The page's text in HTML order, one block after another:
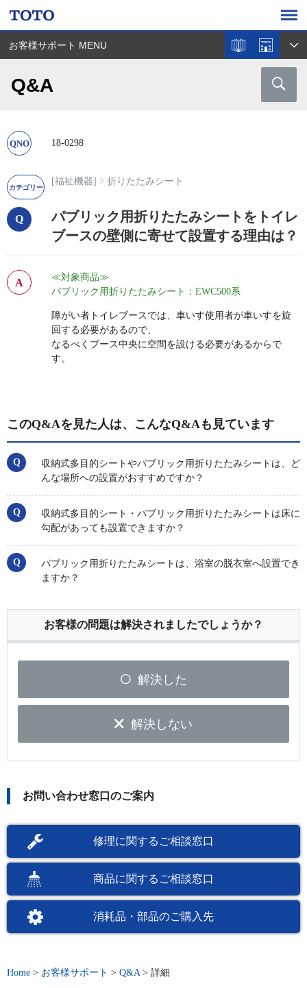
お客様サポート MENU
Q&A
18-0298
[福祉機器] 折りたたみシート
パブリック用折りたたみシートをトイレ
ブースの壁側に寄せて設置する理由は？
≪対象商品≫
パブリック用折りたたみシート：EWC500系
障がい者トイレブースでは、車いす使用者が車いすを旋
回する必要があるので、
なるべくブース中央に空間を設ける必要があるからで
す。
このQ&Aを見た人は、こんなQ&Aも見ています
収納式多目的シートやパブリック用折りたたみシートは、ど
んな場所への設置がおすすめですか？
収納式多目的シート・パブリック用折りたたみシートは床に
勾配があっても設置できますか？
パブリック用折りたたみシートは、浴室の脱衣室へ設置でき
ますか？
お客様の問題は解決されましたでしょうか？
解決した
解決しない
お問い合わせ窓口のご案内
修理に関するご相談窓口
商品に関するご相談窓口
消耗品・部品のご購入先
Home > お客様サポート > Q&A > 詳細